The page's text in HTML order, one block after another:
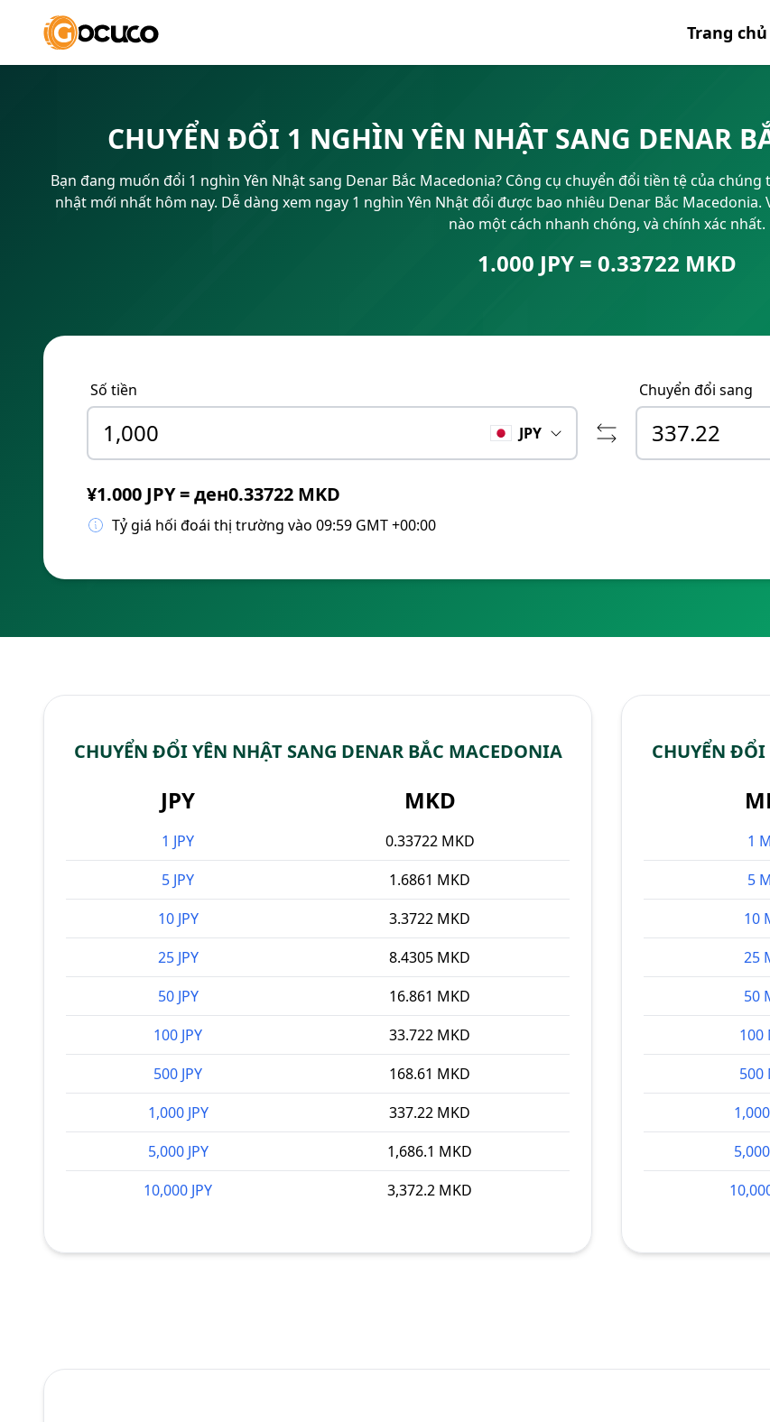
Trang chủ
CHUYỂN ĐỔI 1 NGHÌN YÊN NHẬT SANG DENAR
Bạn đang muốn đổi 1 nghìn Yên Nhật sang Denar Bắc Macedonia? Công cụ chuyển đổi tiền tệ của
nhật mới nhất hôm nay. Dễ dàng xem ngay 1 nghìn Yên Nhật đổi được bao nhiêu Denar Bắc
nào một cách nhanh chóng, và chính xác nhất.
1.000 JPY = 0.33722 MKD
Số tiền
JPY
Chuyển đổi sang
¥1.000 JPY = ден0.33722 MKD
Tỷ giá hối đoái thị trường vào 09:59 GMT +00:00
CHUYỂN ĐỔI YÊN NHẬT SANG DENAR BẮC MACEDONIA
JPY MKD
1 JPY
0.33722 MKD
5 JPY
1.6861 MKD
10 JPY
3.3722 MKD
25 JPY
8.4305 MKD
50 JPY
16.861 MKD
100 JPY
33.722 MKD
500 JPY
168.61 MKD
1,000 JPY
337.22 MKD
5,000 JPY
1,686.1 MKD
10,000 JPY
3,372.2 MKD
CHUYỂN ĐỔI
1
5
10
25
50
100
500